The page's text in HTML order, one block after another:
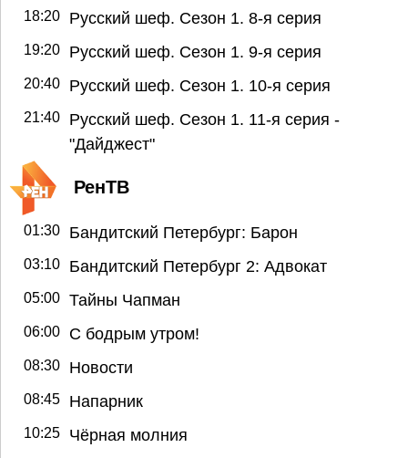
18:20 Русский шеф. Сезон 1. 8-я серия
19:20 Русский шеф. Сезон 1. 9-я серия
20:40 Русский шеф. Сезон 1. 10-я серия
21:40
Русский шеф. Сезон 1. 11-я серия -
"Дайджест"
РенТВ
01:30 Бандитский Петербург: Барон
03:10 Бандитский Петербург 2: Адвокат
05:00 Тайны Чапман
06:00 С бодрым утром!
08:30 Новости
08:45 Напарник
10:25 Чёрная молния